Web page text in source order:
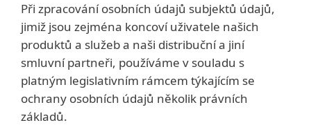
Při zpracování osobních údajů subjektů údajů,
jimiž jsou zejména koncoví uživatele našich
produktů a služeb a naši distribuční a jiní
smluvní partneři, používáme v souladu s
platným legislativním rámcem týkajícím se
ochrany osobních údajů několik právních
základů.